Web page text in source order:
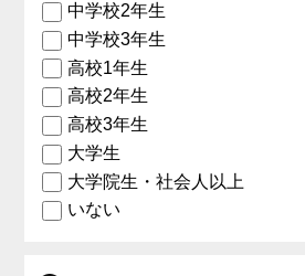
中学校2年生
中学校3年生
高校1年生
高校2年生
高校3年生
大学生
大学院生・社会人以上
いない